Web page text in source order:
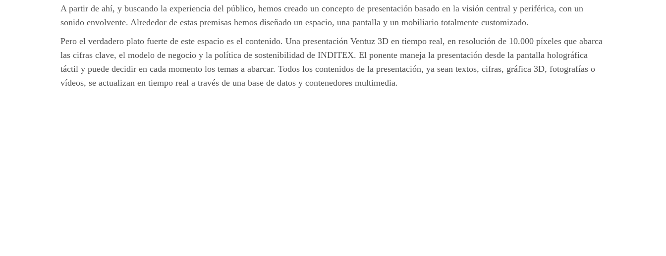
A partir de ahí, y buscando la experiencia del público, hemos creado un concepto de presentación basado en la visión central y periférica, con un
sonido envolvente. Alrededor de estas premisas hemos diseñado un espacio, una pantalla y un mobiliario totalmente customizado.
Pero el verdadero plato fuerte de este espacio es el contenido. Una presentación Ventuz 3D en tiempo real, en resolución de 10.000 píxeles que abarca
las cifras clave, el modelo de negocio y la política de sostenibilidad de INDITEX. El ponente maneja la presentación desde la pantalla holográfica
táctil y puede decidir en cada momento los temas a abarcar. Todos los contenidos de la presentación, ya sean textos, cifras, gráfica 3D, fotografías o
vídeos, se actualizan en tiempo real a través de una base de datos y contenedores multimedia.